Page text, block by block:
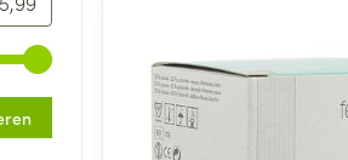
om de minimale en maximale